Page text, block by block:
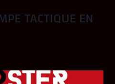
TACTIQUE EN